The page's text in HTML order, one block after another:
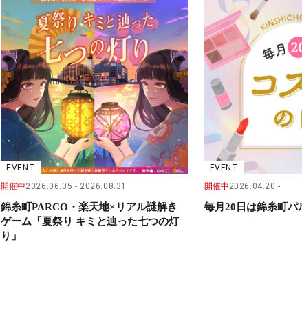
EVENT
開催中2026.06.05 2026.08.31
錦糸町PARCO・楽天地×リアル謎解き
ゲーム「夏祭り キミと辿った七つの灯
り」
EVENT
開催中2026.04.20
毎月20日は錦糸町パ